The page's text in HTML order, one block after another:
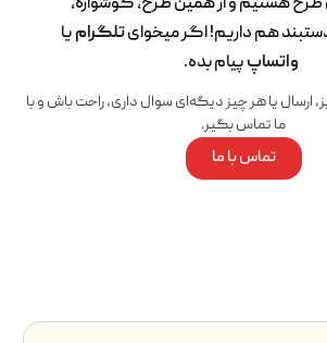
هم داریم! اگر میخوایتلگرامیا
واتساپپیام بده.
ارسال یا هر چیز دیگه‌ای سوال داری، راحت باش و با
ما تماس بگیر.
تماس با ما